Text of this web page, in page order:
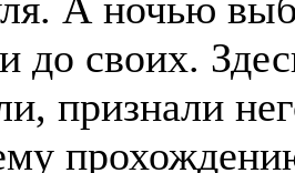
А ночью
до своих.
признали